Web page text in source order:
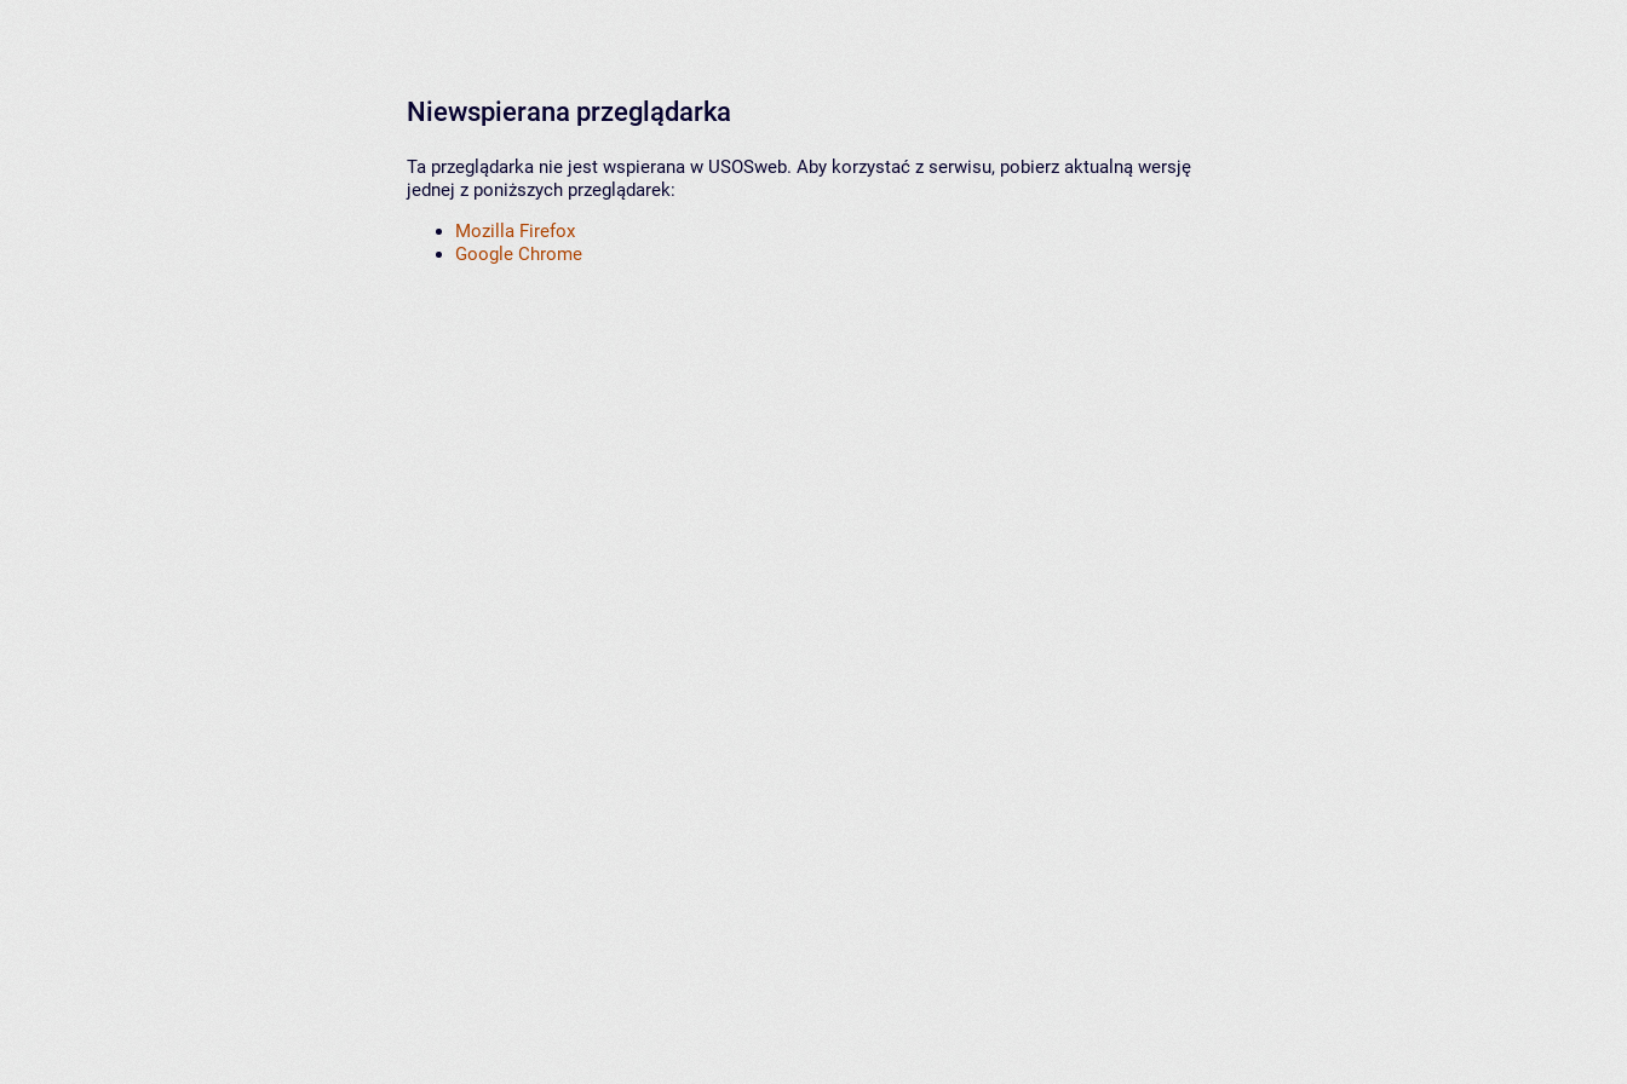
Niewspierana przeglądarka
Ta przeglądarka nie jest wspierana w USOSweb. Aby korzystać z serwisu, pobierz aktualną wersję
jednej z poniższych przeglądarek:
Mozilla Firefox
Google Chrome